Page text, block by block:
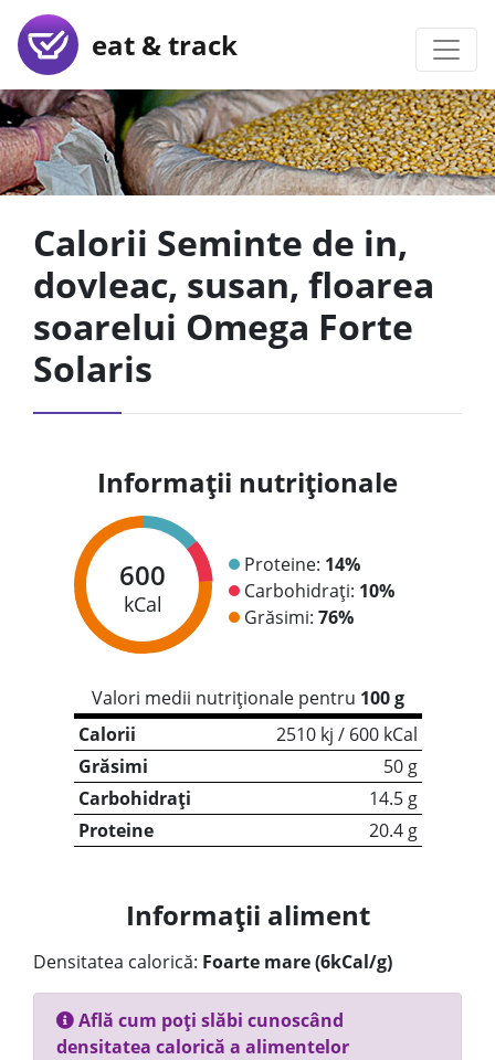
eat & track
Calorii Seminte de in,
dovleac, susan, floarea
soarelui Omega Forte
Solaris
Informații nutriționale
600
kCal
Proteine: 14%
Carbohidrați: 10%
Grăsimi: 76%
Valori medii nutriționale pentru 100 g
Calorii
2510 kj / 600 kCal
Grăsimi
50 g
Carbohidrați
14.5 g
Proteine
20.4 g
Informații aliment
Densitatea calorică: Foarte mare (6kCal/g)
Află cum poți slăbi cunoscând
densitatea calorică a alimentelor